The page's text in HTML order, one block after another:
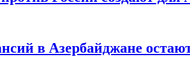
в Азербайджане